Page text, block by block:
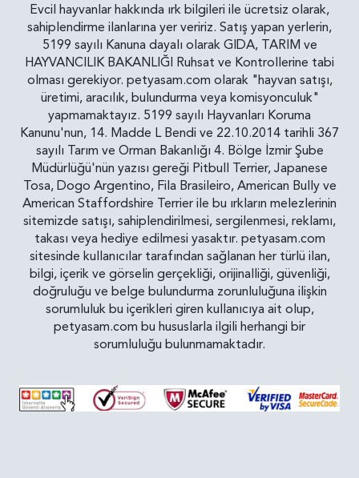
Evcil hayvanlar hakkında ırk bilgileri ile ücretsiz olarak,
sahiplendirme ilanlarına yer veririz. Satış yapan yerlerin,
5199 sayılı Kanuna dayalı olarak GIDA, TARIM ve
HAYVANCILIK BAKANLIĞI Ruhsat ve Kontrollerine tabi
olması gerekiyor. petyasam.com olarak "hayvan satışı,
üretimi, aracılık, bulundurma veya komisyonculuk"
yapmamaktayız. 5199 sayılı Hayvanları Koruma
Kanunu'nun, 14. Madde L Bendi ve 22.10.2014 tarihli 367
sayılı Tarım ve Orman Bakanlığı 4. Bölge İzmir Şube
Müdürlüğü'nün yazısı gereği Pitbull Terrier, Japanese
Tosa, Dogo Argentino, Fila Brasileiro, American Bully ve
American Staffordshire Terrier ile bu ırkların melezlerinin
sitemizde satışı, sahiplendirilmesi, sergilenmesi, reklamı,
takası veya hediye edilmesi yasaktır. petyasam.com
sitesinde kullanıcılar tarafından sağlanan her türlü ilan,
bilgi, içerik ve görselin gerçekliği, orijinalliği, güvenliği,
doğruluğu ve belge bulundurma zorunluluğuna ilişkin
sorumluluk bu içerikleri giren kullanıcıya ait olup,
petyasam.com bu hususlarla ilgili herhangi bir
sorumluluğu bulunmamaktadır.